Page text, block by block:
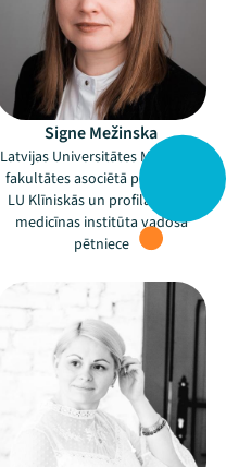
Signe Mežinska
Latvijas Universitātes Medicīnas
fakultātes asociētā profesore,
LU Klīniskās un profilaktiskās
medicīnas institūta vadošā
pētniece